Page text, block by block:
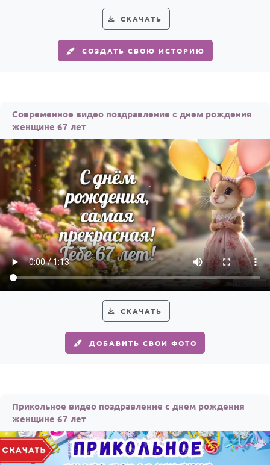
Женщине
Мужчине
Детям
Все родственники
ПЕРСОНАЛЬНЫЕ
Пожелания
По именам
По годам
СКАЧАТЬ
СОЗДАТЬ СВОЮ ИСТОРИЮ
Современное видео поздравление с днем рождения
женщине 67 лет
СКАЧАТЬ
ДОБАВИТЬ СВОИ ФОТО
Прикольное видео поздравление с днем рождения
женщине 67 лет